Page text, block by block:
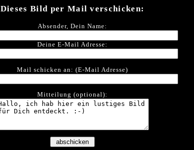
Dieses Bild per Mail verschicken:
Absender, Dein Name:
Deine E-Mail Adresse:
Mail schicken an: (E-Mail Adresse)
Mitteilung (optional):